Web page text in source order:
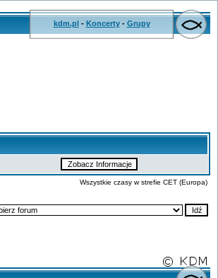
kdm.pl- Koncerty- Grupy
Wszystkie czasy w strefie CET (Europa)